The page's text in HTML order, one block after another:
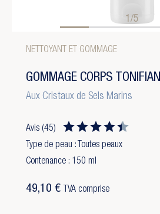
1/5
NETTOYANT ET GOMMAGE
GOMMAGE CORPS
Aux Cristaux de Sels Marins
Avis (45)
Type de peau : Toutes peaux
Contenance : 150 ml
49,10 € TVA comprise